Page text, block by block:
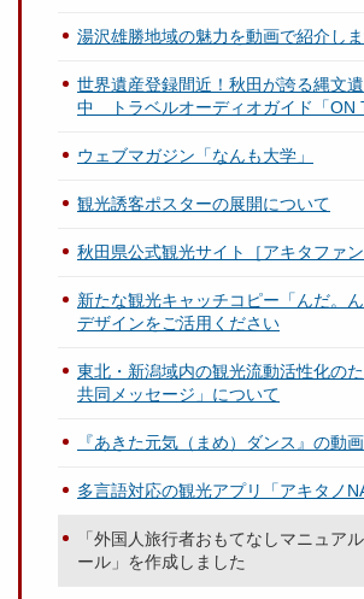
湯沢雄勝地域の魅力を動画で紹介しま
世界遺産登録間近！秋田が誇る縄文
中 トラベルオーディオガイド「ON
ウェブマガジン「なんも大学」
観光誘客ポスターの展開について
秋田県公式観光サイト［アキタファン
新たな観光キャッチコピー「んだ。
デザインをご活用ください
東北・新潟域内の観光流動活性化の
共同メッセージ」について
『あきた元気（まめ）ダンス』の動
多言語対応の観光アプリ「アキタノ
「外国人旅行者おもてなしマニュア
ール」を作成しました